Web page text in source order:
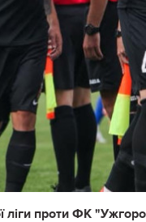
ліги проти ФК